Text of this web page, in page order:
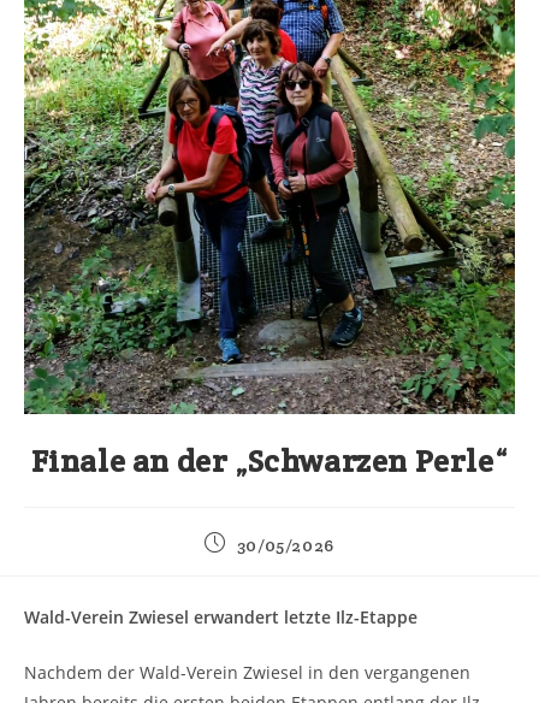
Finale an der „Schwarzen Perle“
Beitrag30/05/2026
Wald-Verein Zwiesel erwandert letzte Ilz-Etappe
Nachdem der Wald-Verein Zwiesel in den vergangenen